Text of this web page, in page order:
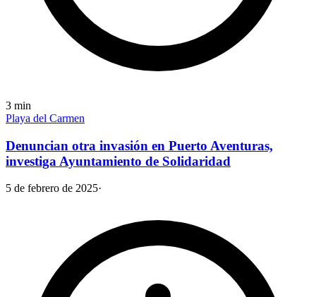
3 min
Playa del Carmen
Denuncian otra invasión en Puerto Aventuras,
investiga Ayuntamiento de Solidaridad
5 de febrero de 2025·